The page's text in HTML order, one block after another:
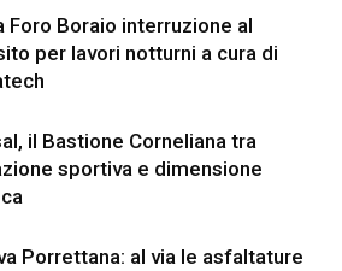
Foro Boraio interruzione al
per lavori notturni a cura di
il Bastione Corneliana tra
sportiva e dimensione
Porrettana: al via le asfaltature